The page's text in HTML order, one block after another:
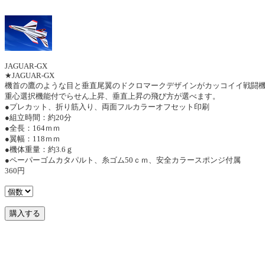
JAGUAR-GX
★JAGUAR-GX
機首の鷹のような目と垂直尾翼のドクロマークデザインがカッコイイ戦闘
重心選択機能付でらせん上昇、垂直上昇の飛び方が選べます。
●プレカット、折り筋入り、両面フルカラーオフセット印刷
●組立時間：約20分
●全長：164ｍｍ
●翼幅：118ｍｍ
●機体重量：約3.6ｇ
●ペーパーゴムカタパルト、糸ゴム50ｃｍ、安全カラースポンジ付属
360円